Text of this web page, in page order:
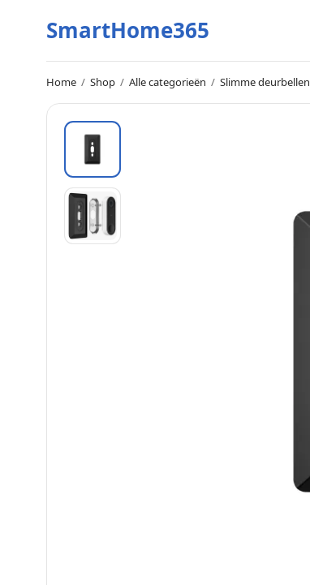
SmartHome365
Home / Shop / Alle categorieën / Slimme deurbellen